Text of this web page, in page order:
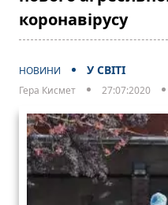
коронавірусу
НОВИНИ У СВІТІ
Гера Кисмет 27:07:2020